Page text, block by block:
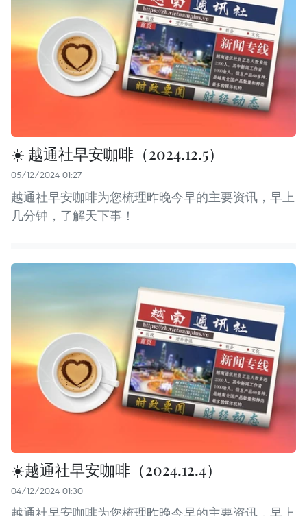
☀️ 越通社早安咖啡（2024.12.5）
05/12/2024 01:27
越通社早安咖啡为您梳理昨晚今早的主要资讯，早上
几分钟，了解天下事！
☀️越通社早安咖啡（2024.12.4）
04/12/2024 01:30